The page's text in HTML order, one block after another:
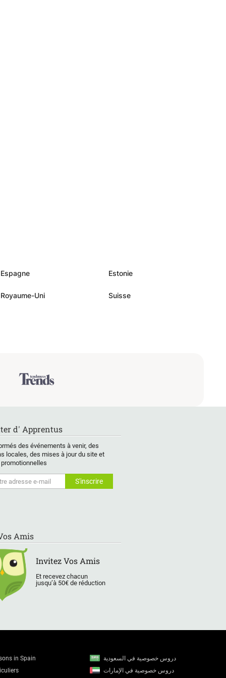
Espagne Estonie
Royaume-Uni Suisse
d' Apprentus
des événements à venir, des
locales, des mises à jour du site et
Amis
Invitez Vos Amis
Et recevez chacun
jusqu’à 50€ de réduction
in Spain
دروس خصوصية في السعودية
دروس خصوصية في الإمارات